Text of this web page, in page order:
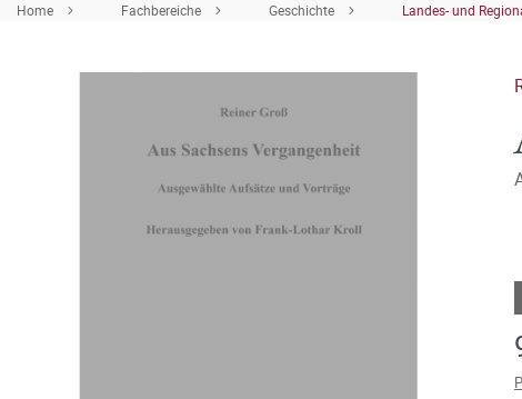
Home Fachbereiche Geschichte Landes- und